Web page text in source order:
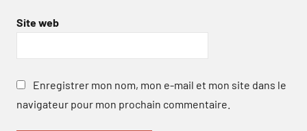
Site web
Enregistrer mon nom, mon e-mail et mon site dans le
navigateur pour mon prochain commentaire.